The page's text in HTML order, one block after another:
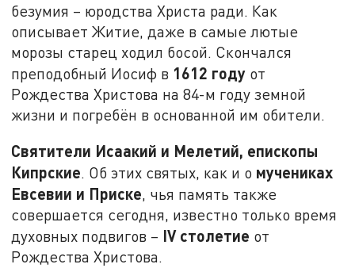
безумия – юродства Христа ради. Как
описывает Житие, даже в самые лютые
морозы старец ходил босой. Скончался
преподобный Иосиф в 1612 году от
Рождества Христова на 84-м году земной
жизни и погребён в основанной им обители.
Святители Исаакий и Мелетий, епископы
Кипрские. Об этих святых, как и о мучениках
Евсевии и Приске, чья память также
совершается сегодня, известно только время
духовных подвигов – IVстолетие от
Рождества Христова.